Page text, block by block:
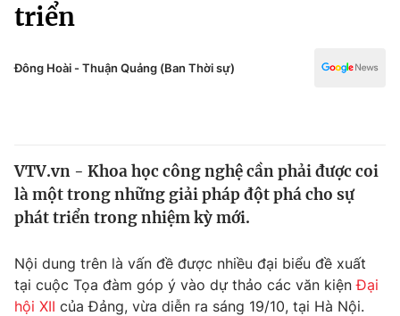
Xã hội
Pháp luật
Thế giới
Tin tức
Câu chuyện quốc tế
Kinh tế
Tài chính
Thị trường
Dữ liệu và đời sống
Văn hóa - Giải trí
Công nghệ
triển
Đông Hoài - Thuận Quảng (Ban Thời sự)
VTV.vn - Khoa học công nghệ cần phải được coi
là một trong những giải pháp đột phá cho sự
phát triển trong nhiệm kỳ mới.
Nội dung trên là vấn đề được nhiều đại biểu đề xuất
tại cuộc Tọa đàm góp ý vào dự thảo các văn kiệnĐại
hội XII của Đảng, vừa diễn ra sáng 19/10, tại Hà Nội.